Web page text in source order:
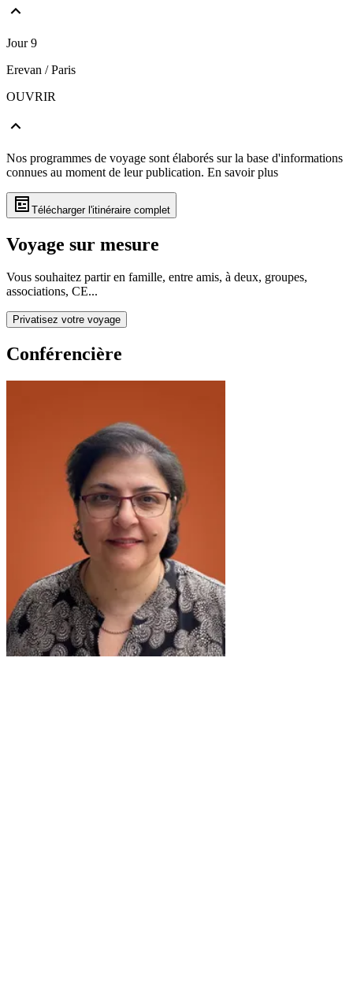
Jour 9
Erevan / Paris
OUVRIR
Nos programmes de voyage sont élaborés sur la base d'informations
connues au moment de leur publication. En savoir plus
Télécharger l'itinéraire complet
Voyage sur mesure
Vous souhaitez partir en famille, entre amis, à deux, groupes,
associations, CE...
Privatisez votre voyage
Conférencière